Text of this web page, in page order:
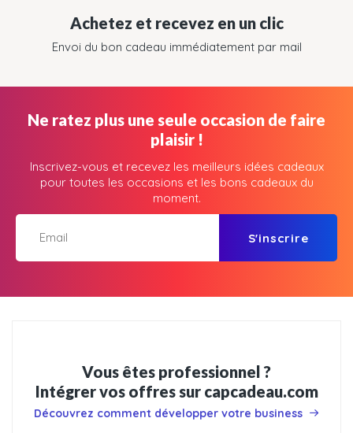
Achetez et recevez en un clic
Envoi du bon cadeau immédiatement par mail
Ne ratez plus une seule occasion de faire
plaisir !
Inscrivez-vous et recevez les meilleurs idées cadeaux
pour toutes les occasions et les bons cadeaux du
moment.
S'inscrire
Vous êtes professionnel ?
Intégrer vos offres sur capcadeau.com
Découvrez comment développer votre business